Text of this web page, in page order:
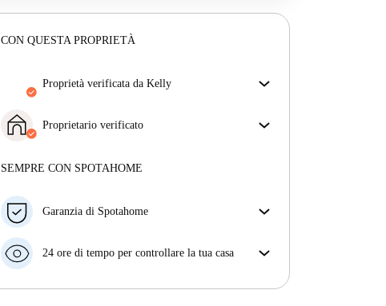
CON QUESTA PROPRIETÀ
proprietà verificata da Kelly
assicurarti di ricevere esattamente quello che vedi
nell'annuncio.
Proprietario verificato
Maggiori informazioni su questo locatore
SEMPRE CON SPOTAHOME
Garanzia di Spotahome
con breve preavviso, noi A) ti pagheremo un hotel e
B) ti rimborseremo totalmente
24 ore di tempo per controllare la tua casa